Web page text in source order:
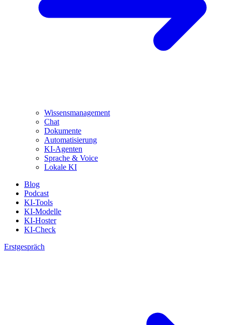
Wissensmanagement
Chat
Dokumente
Automatisierung
KI-Agenten
Sprache & Voice
Lokale KI
Blog
Podcast
KI-Tools
KI-Modelle
KI-Hoster
KI-Check
Erstgespräch